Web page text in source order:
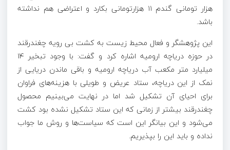
هزار تومانی گندم ۱۱ هزارتومانی بکارد و اعتراضی هم نداشته
باشد.
این پژوهشگر و فعال محیط زیست به کشت بی رویه چغندرقند
در حوزه دریاچه ارومیه اشاره کرد و گفت: با وجود تبخیر ۱۴
میلیارد متر مکعب آب دریاچه ارومیه و باقی ماندن دریایی از
نمک از این دریاچه، ستاد عریض و طویلی با هزینه‌های فراوان
برای احیای آن تشکیل شد اما در نهایت می‌بینیم محصول
چغندرقند بیشتر از زمانی که این ستاد تشکیل نشده بود کشت
می‌شود و این بیانگر این است که سیاست‌ها و روش ما جواب
نداده و باید این را بپذیریم.